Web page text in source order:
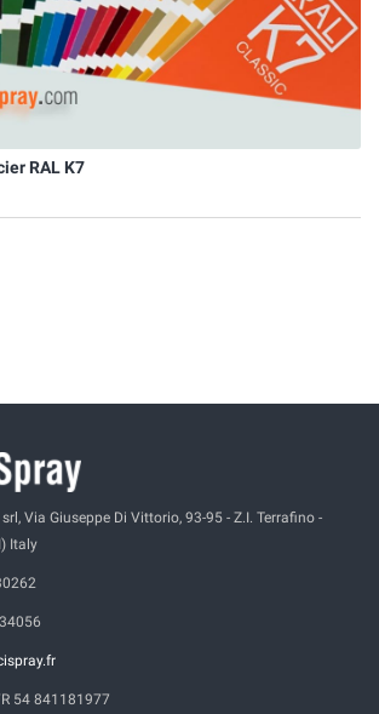
RAL K7
srl, Via Giuseppe Di Vittorio, 93-95 - Z.I. Terrafino -
Italy
54 841181977